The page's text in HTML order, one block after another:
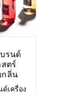
รนด์
ตร์
กลิ่น
งตัว
เครื่อง